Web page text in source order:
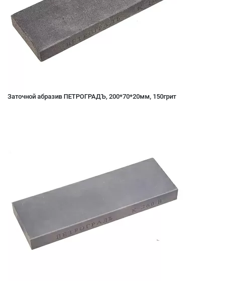
Заточной абразив ПЕТРОГРАДЪ, 200*70*20мм, 150грит